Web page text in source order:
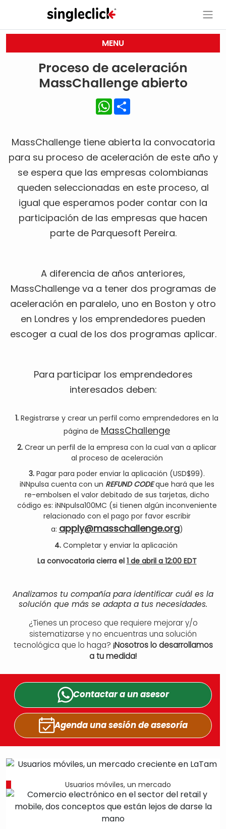
MENU
Proceso de aceleración
MassChallenge abierto
WhatsApp
MassChallenge tiene abierta la convocatoria
para su proceso de aceleración de este año y
se espera que las empresas colombianas
queden seleccionadas en este proceso, al
igual que esperamos poder contar con la
participación de las empresas que hacen
parte de Parquesoft Pereira.
A diferencia de años anteriores,
MassChallenge va a tener dos programas de
aceleración en paralelo, uno en Boston y otro
en Londres y los emprendedores pueden
escoger a cual de los dos programas aplicar.
Para participar los emprendedores
interesados deben:
1. Registrarse y crear un perfil como emprendedores en la
página de MassChallenge
2. Crear un perfil de la empresa con la cual van a aplicar
al proceso de aceleración
3. Pagar para poder enviar la aplicación (USD$99).
iNNpulsa cuenta con un REFUND CODEque hará que les
re-embolsen el valor debitado de sus tarjetas, dicho
código es: iNNpulsa100MC (si tienen algún inconveniente
relacionado con el pago por favor escribir
a: apply@masschallenge.org)
4.Completar y enviar la aplicación
La convocatoria cierra el 1 de abril a 12:00 EDT
Analizamos tu compañía para identificar cuál es la
solución que más se adapta a tus necesidades.
¿Tienes un proceso que requiere mejorar y/o
sistematizarse y no encuentras una solución
tecnológica que lo haga? ¡Nosotros lo desarrollamos
a tu medida!
Contactar a unasesor
Agenda una sesiónde asesoría
Usuarios móviles, un mercado